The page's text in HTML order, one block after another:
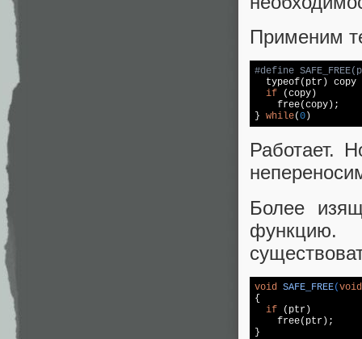
Применим
#define
typeof(ptr)
if (copy)
free(copy);
} while(0 )
Работает.
Более
функцию.
void SAFE_FREE(void
{
if (ptr)
free(ptr);
}